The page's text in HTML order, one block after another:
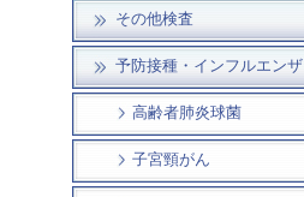
その他検査
予防接種・インフルエンザ
高齢者肺炎球菌
子宮頸がん